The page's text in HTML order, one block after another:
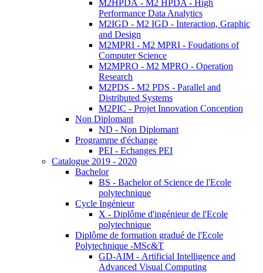
M2HPDA - M2 HPDA - High
Performance Data Analytics
M2IGD - M2 IGD - Interaction, Graphic
and Design
M2MPRI - M2 MPRI - Foudations of
Computer Science
M2MPRO - M2 MPRO - Operation
Research
M2PDS - M2 PDS - Parallel and
Distributed Systems
M2PIC - Projet Innovation Conception
Non Diplomant
ND - Non Diplomant
Programme d'échange
PEI - Echanges PEI
Catalogue 2019 - 2020
Bachelor
BS - Bachelor of Science de l'Ecole
polytechnique
Cycle Ingénieur
X - Diplôme d'ingénieur de l'Ecole
polytechnique
Diplôme de formation gradué de l'Ecole
Polytechnique -MSc&T
GD-AIM - Artificial Intelligence and
Advanced Visual Computing